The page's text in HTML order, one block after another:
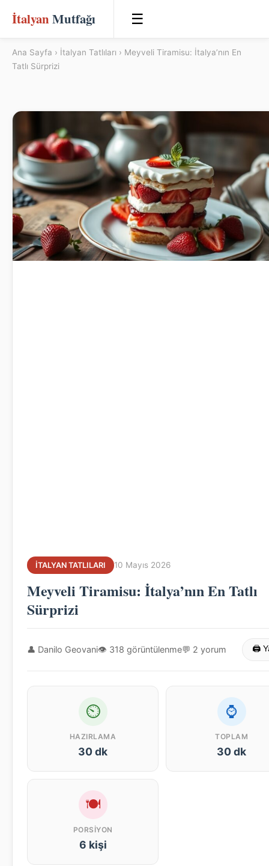
İtalyan Mutfağı ☰
Ana Sayfa › İtalyan Tatlıları › Meyveli Tiramisu: İtalya’nın En
Tatlı Sürprizi
İTALYAN TATLILARI 10 Mayıs 2026
Meyveli Tiramisu: İtalya’nın En Tatlı
Sürprizi
👤 Danilo Geovani👁 318 görüntülenme💬 2 yorum 🖨
⏲
HAZIRLAMA
30 dk
⌚
TOPLAM
30 dk
🍽
PORSIYON
6 kişi